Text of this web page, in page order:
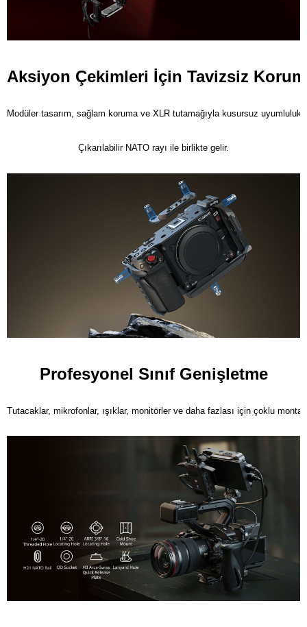
Aksiyon Çekimleri İçin Tavizsiz
Modüler tasarım, sağlam koruma ve XLR tutamağıyla kusursuz uyumluluk
Çıkarılabilir NATO rayı ile birlikte gelir.
Profesyonel Sınıf Genişletme
Tutacaklar, mikrofonlar, ışıklar, monitörler ve daha fazlası için çoklu montaj